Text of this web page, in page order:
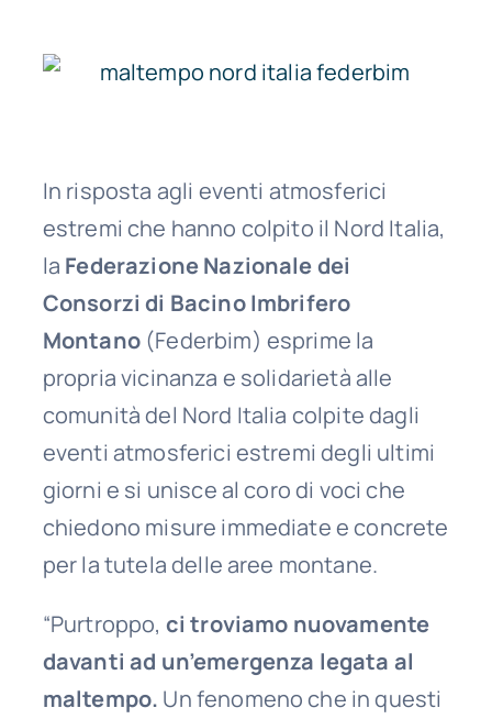
In risposta agli eventi atmosferici
estremi che hanno colpito il Nord Italia,
la Federazione Nazionale dei
Consorzi di Bacino Imbrifero
Montano(Federbim) esprime la
propria vicinanza e solidarietà alle
comunità del Nord Italia colpite dagli
eventi atmosferici estremi degli ultimi
giorni e si unisce al coro di voci che
chiedono misure immediate e concrete
per la tutela delle aree montane.
“Purtroppo, ci troviamo nuovamente
davanti ad un’emergenza legata al
maltempo. Un fenomeno che in questi